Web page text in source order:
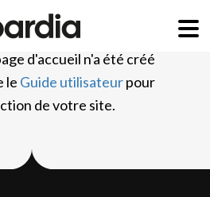
d'accueil n'a été créé
le Guide utilisateurpour
de votre site.